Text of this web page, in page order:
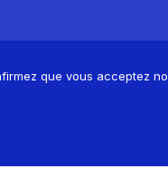
que vous acceptez